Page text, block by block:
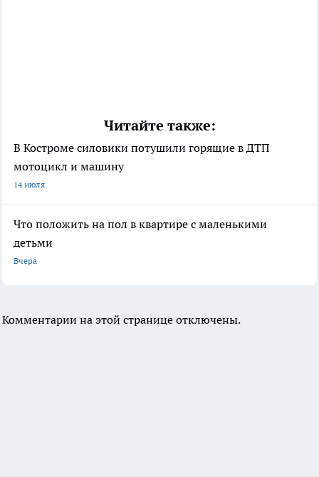
Читайте также:
В Костроме силовики потушили горящие в ДТП
мотоцикл и машину
14 июля
Что положить на пол в квартире с маленькими
детьми
Вчера
Комментарии на этой странице отключены.